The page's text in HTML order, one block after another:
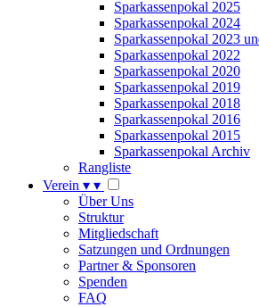
Sparkassenpokal 2025
Sparkassenpokal 2024
Sparkassenpokal 2023
Sparkassenpokal 2022
Sparkassenpokal 2020
Sparkassenpokal 2019
Sparkassenpokal 2018
Sparkassenpokal 2016
Sparkassenpokal 2015
Sparkassenpokal Archiv
Rangliste
Verein ▾ ▾
Über Uns
Struktur
Mitgliedschaft
Satzungen und Ordnungen
Partner & Sponsoren
Spenden
FAQ